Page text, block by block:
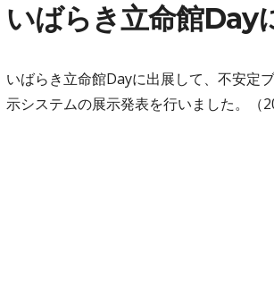
いばらき立命館Day
いばらき立命館Dayに出展して、不安定
示システムの展示発表を行いました。（